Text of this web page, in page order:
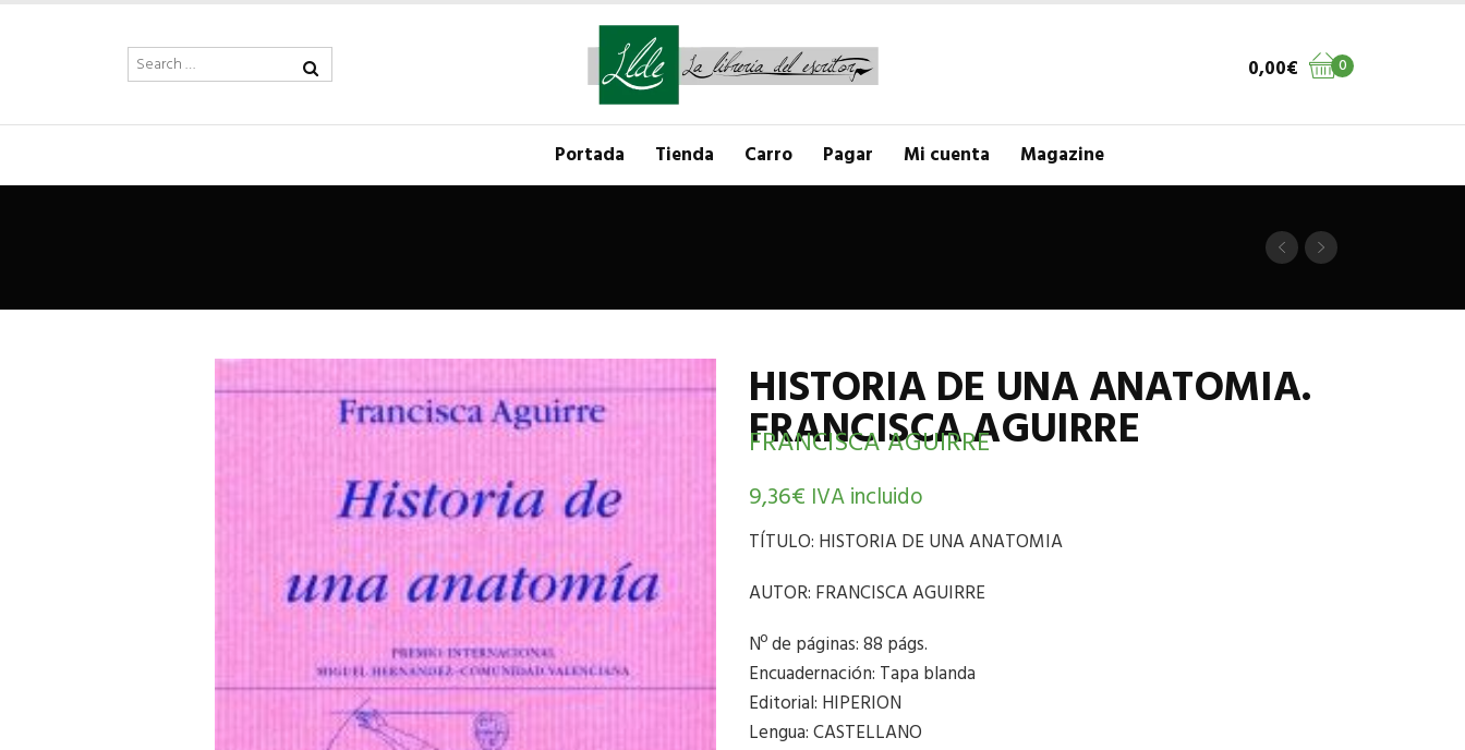
0
0,00€
Portada Tienda Carro Pagar Mi cuenta Magazine
HISTORIA DE UNA ANATOMIA.
FRANCISCA AGUIRRE
FRANCISCA AGUIRRE
9,36€ IVA incluido
TÍTULO: HISTORIA DE UNA ANATOMIA
AUTOR: FRANCISCA AGUIRRE
Nº de páginas: 88 págs.
Encuadernación: Tapa blanda
Editorial: HIPERION
Lengua: CASTELLANO